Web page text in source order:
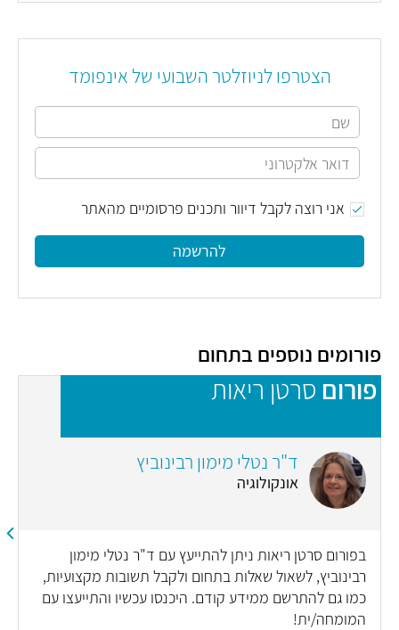
הצטרפו לניוזלטר השבועי של אינפומד
אני רוצה לקבל דיוור ותכנים פרסומיים מהאתר
להרשמה
פורומים נוספים בתחום
פורום סרטן ריאות
ד"ר נטלי מימון רבינוביץ
אונקולוגיה
בפורום סרטן ריאות ניתן להתייעץ עם ד"ר נטלי מימון
רבינוביץ, לשאול שאלות בתחום ולקבל תשובות מקצועיות,
כמו גם להתרשם ממידע קודם. היכנסו עכשיו והתייעצו עם
המומחה/ית!